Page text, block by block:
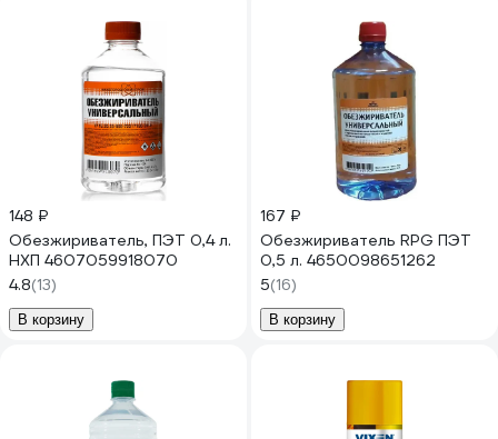
148 ₽
Обезжириватель, ПЭТ 0,4 л.
НХП 4607059918070
4.8(13)
В корзину
167 ₽
Обезжириватель RPG ПЭТ
0,5 л. 4650098651262
5(16)
В корзину